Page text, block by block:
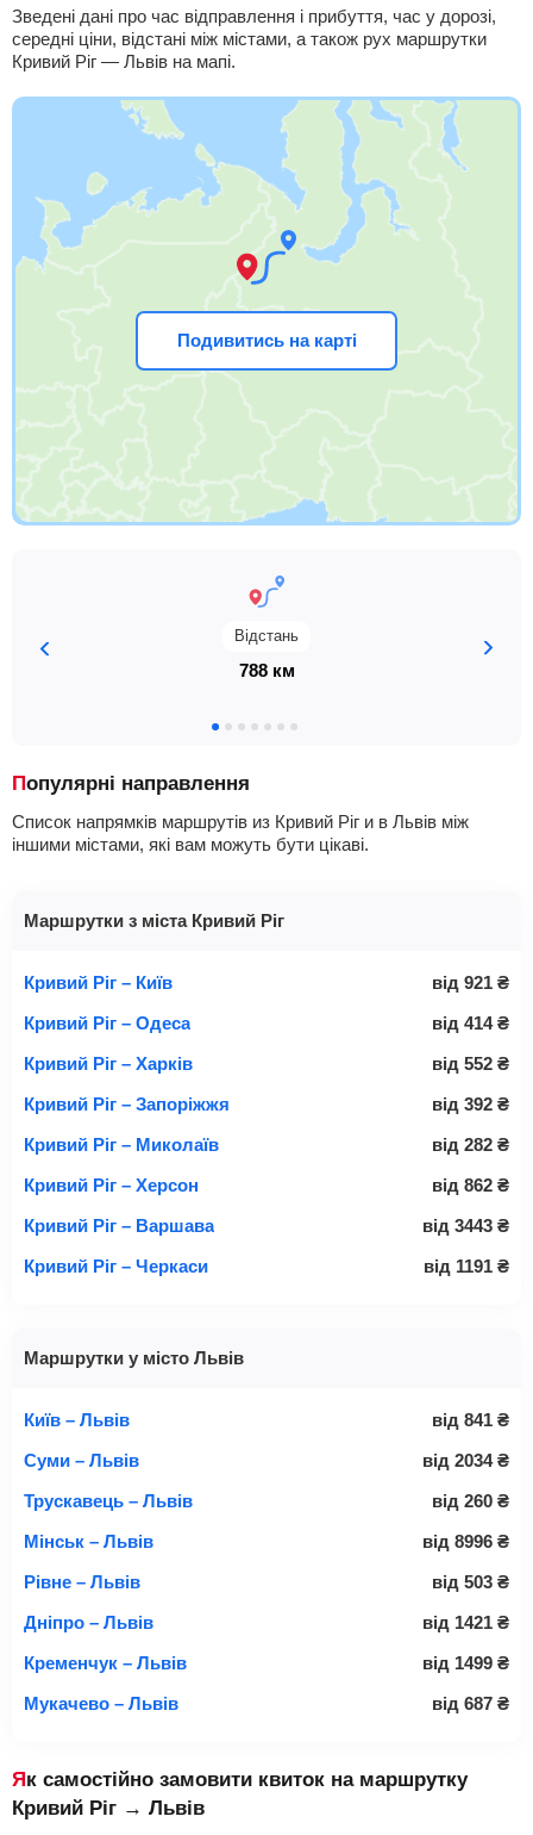
Зведені дані про час відправлення і прибуття, час у дорозі,
середні ціни, відстані між містами, а також рух маршрутки
Кривий Ріг — Львів на мапі.
Подивитись на карті
Відстань
788 км
Популярні направлення
Список напрямків маршрутів из Кривий Ріг и в Львів між
іншими містами, які вам можуть бути цікаві.
Маршрутки з міста Кривий Ріг
Кривий Ріг – Київ від 921 ₴
Кривий Ріг – Одеса
від 414 ₴
Кривий Ріг – Харків
від 552 ₴
Кривий Ріг – Запоріжжя
від 392 ₴
Кривий Ріг – Миколаїв
від 282 ₴
Кривий Ріг – Херсон
від 862 ₴
Кривий Ріг – Варшава
від 3443 ₴
Кривий Ріг – Черкаси
від 1191 ₴
Маршрутки у місто Львів
Київ – Львів від 841 ₴
Суми – Львів
від 2034 ₴
Трускавець – Львів
від 260 ₴
Мінськ – Львів
від 8996 ₴
Рівне – Львів
від 503 ₴
Дніпро – Львів
від 1421 ₴
Кременчук – Львів
від 1499 ₴
Мукачево – Львів
від 687 ₴
Як самостійно замовити квиток на маршрутку
Кривий Ріг → Львів